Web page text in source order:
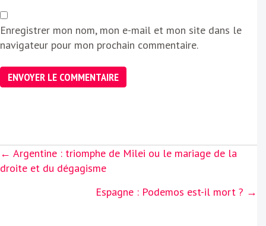
Enregistrer mon nom, mon e-mail et mon site dans le
navigateur pour mon prochain commentaire.
Posts
navigation
← Argentine : triomphe de Milei ou le mariage de la
droite et du dégagisme
Espagne : Podemos est-il mort ? →